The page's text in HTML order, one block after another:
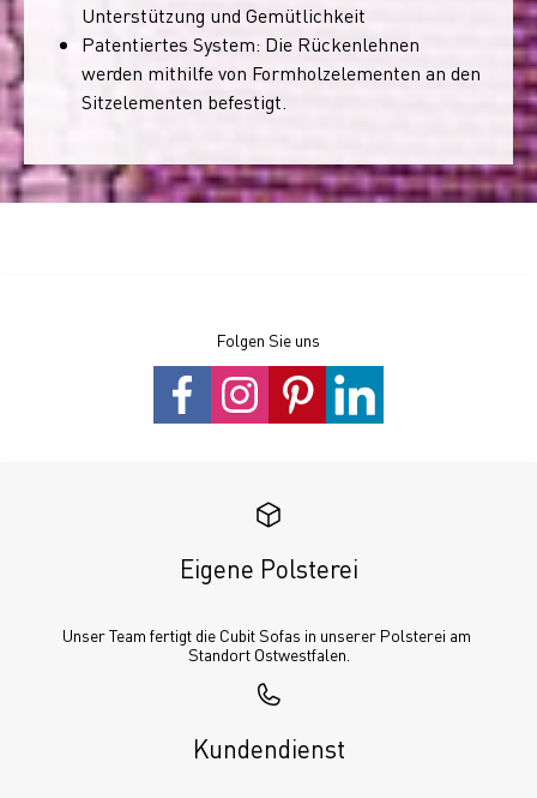
Unterstützung und Gemütlichkeit
Patentiertes System: Die Rückenlehnen
werden mithilfe von Formholzelementen an den
Sitzelementen befestigt.
Folgen Sie uns
Eigene Polsterei
Unser Team fertigt die Cubit Sofas in unserer Polsterei am
Standort Ostwestfalen.
Kundendienst